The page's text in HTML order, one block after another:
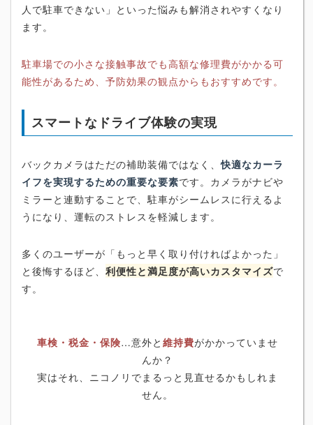
人で駐車できない」といった悩みも解消されやすくなり
ます。
駐車場での小さな接触事故でも高額な修理費がかかる可
能性があるため、予防効果の観点からもおすすめです。
スマートなドライブ体験の実現
バックカメラはただの補助装備ではなく、快適なカーラ
イフを実現するための重要な要素です。カメラがナビや
ミラーと連動することで、駐車がシームレスに行えるよ
うになり、運転のストレスを軽減します。
多くのユーザーが「もっと早く取り付ければよかった」
と後悔するほど、 利便性と満足度が高いカスタマイズで
す。
車検・税金・保険…意外と 維持費がかかっていませ
んか？
実はそれ、ニコノリでまるっと見直せるかもしれま
せん。